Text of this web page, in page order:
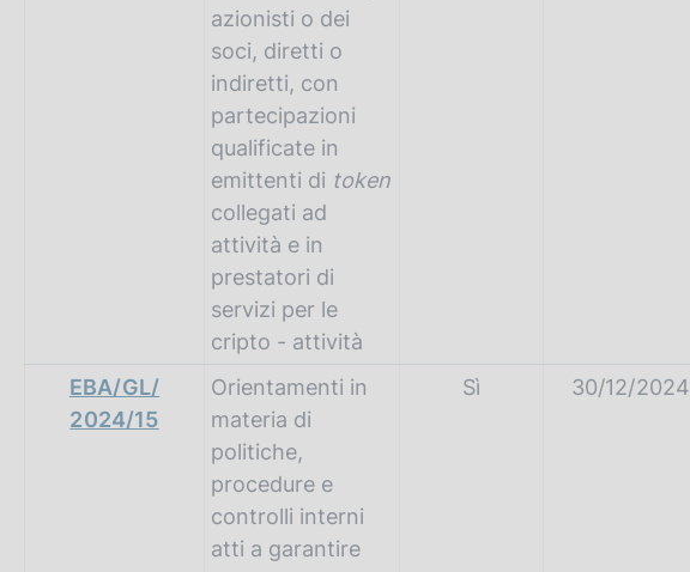
azionisti o dei
soci, diretti o
indiretti, con
partecipazioni
qualificate in
emittenti di token
collegati ad
attività e in
prestatori di
servizi per le
cripto - attività
EBA/GL/
2024/15
Orientamenti in
materia di
politiche,
procedure e
controlli interni
atti a garantire
Sì 30/12/2024